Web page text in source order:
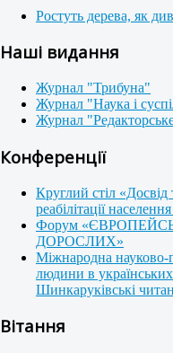
Ростуть дерева, як
Наші видання
Журнал "Трибуна"
Журнал "Наука і
Журнал
Конференції
Круглий стіл «Досвід
реабілітації
Форум
ДОРОСЛИХ»
Міжнародна науково-
людини в українських
Шинкаруківські
Вітання